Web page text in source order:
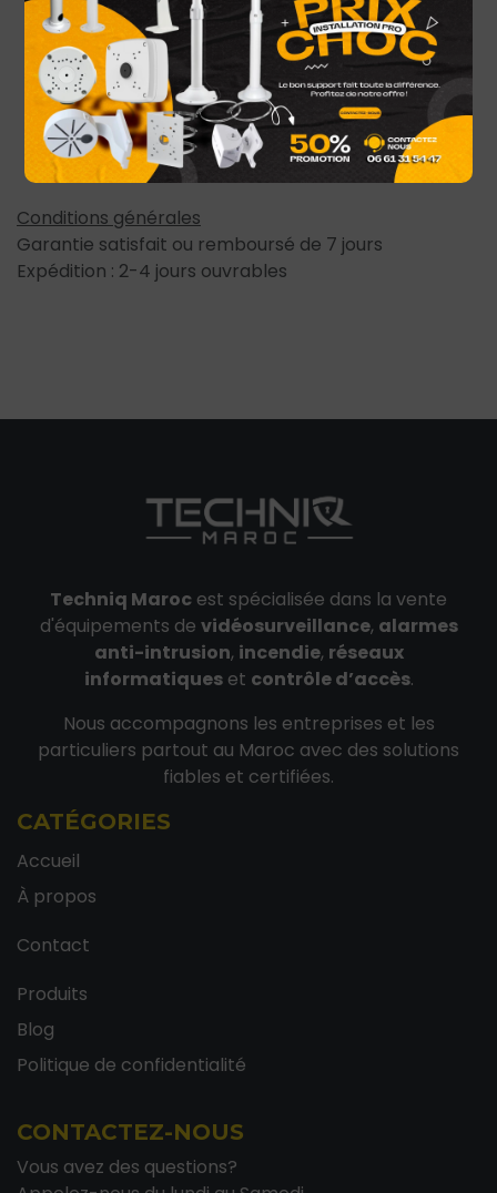
Longueur
: 3 m
Type de connecteur
: USB (type A vers type B,
ou selon modèle)
Compatibilité: Compatible avec la majorité
des imprimantes USB standards
Matériau: Conducteurs en cuivre pur, gaine
PVC résistante
Conditions générales
Garantie satisfait ou remboursé de 7 jours
Expédition : 2-4 jours ouvrables
Techniq Maroc est spécialisée dans la vente
d'équipements de vidéosurveillance, alarmes
anti-intrusion, incendie, réseaux
informatiqueset contrôle d’accès.
Nous accompagnons les entreprises et les
particuliers partout au Maroc avec des solutions
fiables et certifiées.
CATÉGORIES
Accueil
À propos
Contact
Produits
Blog
Politique de confidentialité
CONTACTEZ-NOUS
Vous avez des questions?